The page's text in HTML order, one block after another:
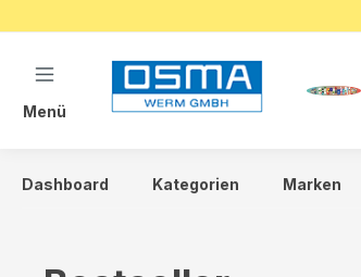
Menü
Dashboard Kategorien Marken